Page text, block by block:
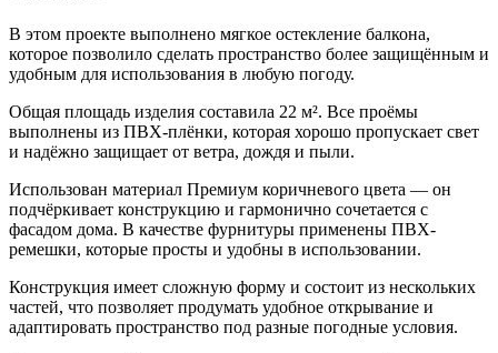
В этом проекте выполнено мягкое остекление балкона,
которое позволило сделать пространство более защищённым и
удобным для использования в любую погоду.
Общая площадь изделия составила 22 м². Все проёмы
выполнены из ПВХ-плёнки, которая хорошо пропускает свет
и надёжно защищает от ветра, дождя и пыли.
Использован материал Премиум коричневого цвета — он
подчёркивает конструкцию и гармонично сочетается с
фасадом дома. В качестве фурнитуры применены ПВХ-
ремешки, которые просты и удобны в использовании.
Конструкция имеет сложную форму и состоит из нескольких
частей, что позволяет продумать удобное открывание и
адаптировать пространство под разные погодные условия.